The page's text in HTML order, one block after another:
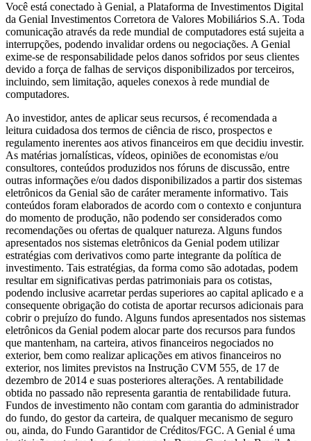
Você está conectado à Genial, a Plataforma de Investimentos Digital
da Genial Investimentos Corretora de Valores Mobiliários S.A. Toda
comunicação através da rede mundial de computadores está sujeita a
interrupções, podendo invalidar ordens ou negociações. A Genial
exime-se de responsabilidade pelos danos sofridos por seus clientes
devido a força de falhas de serviços disponibilizados por terceiros,
incluindo, sem limitação, aqueles conexos à rede mundial de
computadores.
Ao investidor, antes de aplicar seus recursos, é recomendada a
leitura cuidadosa dos termos de ciência de risco, prospectos e
regulamento inerentes aos ativos financeiros em que decidiu investir.
As matérias jornalísticas, vídeos, opiniões de economistas e/ou
consultores, conteúdos produzidos nos fóruns de discussão, entre
outras informações e/ou dados disponibilizados a partir dos sistemas
eletrônicos da Genial são de caráter meramente informativo. Tais
conteúdos foram elaborados de acordo com o contexto e conjuntura
do momento de produção, não podendo ser considerados como
recomendações ou ofertas de qualquer natureza. Alguns fundos
apresentados nos sistemas eletrônicos da Genial podem utilizar
estratégias com derivativos como parte integrante da política de
investimento. Tais estratégias, da forma como são adotadas, podem
resultar em significativas perdas patrimoniais para os cotistas,
podendo inclusive acarretar perdas superiores ao capital aplicado e a
consequente obrigação do cotista de aportar recursos adicionais para
cobrir o prejuízo do fundo. Alguns fundos apresentados nos sistemas
eletrônicos da Genial podem alocar parte dos recursos para fundos
que mantenham, na carteira, ativos financeiros negociados no
exterior, bem como realizar aplicações em ativos financeiros no
exterior, nos limites previstos na Instrução CVM 555, de 17 de
dezembro de 2014 e suas posteriores alterações. A rentabilidade
obtida no passado não representa garantia de rentabilidade futura.
Fundos de investimento não contam com garantia do administrador
do fundo, do gestor da carteira, de qualquer mecanismo de seguro
ou, ainda, do Fundo Garantidor de Créditos/FGC. A Genial é uma